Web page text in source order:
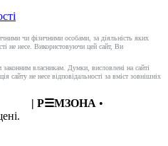
чи фізичними особами, за діяльність яких
не несе. Використовуючи цей сайт, Ви
законним власникам. Думки, висловлені на сайті
сайту не несе відповідальності за вміст зовнішніх
| Р☰МЗОНА •